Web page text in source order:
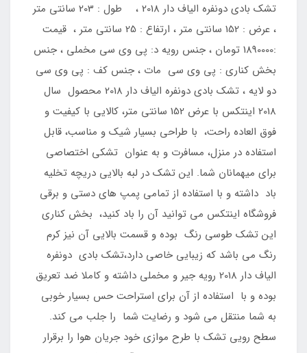
تشک بادی دونفره الیاف دار 2018 ، طول : 203 سانتی متر
، عرض : 152 سانتی متر ، ارتفاع : 25 سانتی متر ، قیمت
:1890000 تومان ، جنس رویه د: پی وی سی مخملی ، جنس
بخش کناری : پی وی سی مات ، جنس کف : پی وی سی
دو لایه ، تشک بادی دونفره الیاف دار 2018 محصول سال
2018 اینتکس با عرض 152 سانتی متر، کالایی با کیفیت و
فوق العاده راحت، با طراحی بسیار شیک و مناسب، قابل
استفاده در منزل، مسافرت و به عنوان تشکی اختصاصی
برای میهمانان شما. این تشک در لبه بالایی دریچه تخلیه
باد داشته و با استفاده از تمامی پمپ های دستی و برقی
فروشگاه اینتکس می توانید آن را باد کنید، بخش کناری
این تشک طوسی رنگ بوده و قسمت بالایی آن نیز کرم
رنگ می باشد که زیبایی خاصی دارد،تشک بادی دونفره
الیاف دار 2018 رویه جیر و مخملی داشته و کاملا ضد تعریق
بوده و با استفاده از آن برای استراحت حس بسیار خوبی
به شما منتقل می شود و رضایت شما را جلب می کند.
سطح رویی تشک با طرح موازی خود جریان هوا را برقرار